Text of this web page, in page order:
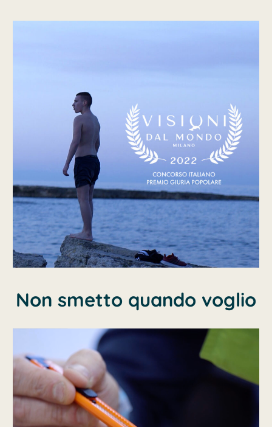
Non smetto quando voglio